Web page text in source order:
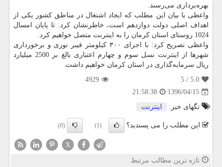
بهره‌برداری می‌رسند.
واعظی با بیان این مطلب كه ایجاد اشتغال در مناطق كشور یكی از
اهداف اصلی دولت دوازدهم است، خاطرنشان كرد: تا پایان امسال
1024 روستای استان كرمان را به اینترنت متصل خواهیم كرد.
واعظی تصریح كرد: با اجرای ۳۰۰ كیلومتر فیبر نوری و برخورداری
شهرها از اینترنت نسل سوم و چهارم اعتباری بالغ بر 2500 میلیارد
ریال سرمایه‌گذاری در استان كرمان خواهیم داشت.
5.0
/ 5
4929
1396/04/15
21:58:38
تگهای خبر:
اینترنت
این مطلب را می پسندید؟ (1)
(0)
X
تازه ترین مطالب مرتبط